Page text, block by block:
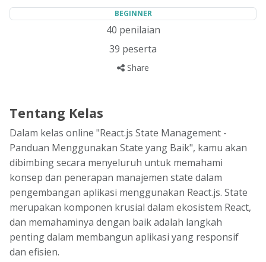
BEGINNER
40 penilaian
39 peserta
Share
Tentang Kelas
Dalam kelas online "React.js State Management -
Panduan Menggunakan State yang Baik", kamu akan
dibimbing secara menyeluruh untuk memahami
konsep dan penerapan manajemen state dalam
pengembangan aplikasi menggunakan React.js. State
merupakan komponen krusial dalam ekosistem React,
dan memahaminya dengan baik adalah langkah
penting dalam membangun aplikasi yang responsif
dan efisien.